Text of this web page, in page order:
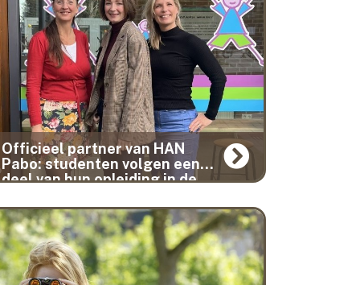
Officieel partner van HAN
Pabo: studenten volgen een
deel van hun opleiding in de